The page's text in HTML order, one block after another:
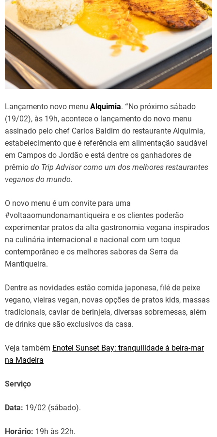
Lançamento novo menu Alquimia. “No próximo sábado
(19/02), às 19h, acontece o lançamento do novo menu
assinado pelo chef Carlos Baldim do restaurante Alquimia,
estabelecimento que é referência em alimentação saudável
em Campos do Jordão e está dentre os ganhadores de
prêmio do Trip Advisor como um dos melhores restaurantes
veganos do mundo.
O novo menu é um convite para uma
#voltaaomundonamantiqueira e os clientes poderão
experimentar pratos da alta gastronomia vegana inspirados
na culinária internacional e nacional com um toque
contemporâneo e os melhores sabores da Serra da
Mantiqueira.
Dentre as novidades estão comida japonesa, filé de peixe
vegano, vieiras vegan, novas opções de pratos kids, massas
tradicionais, caviar de berinjela, diversas sobremesas, além
de drinks que são exclusivos da casa.
Veja também Enotel Sunset Bay: tranquilidade à beira-mar
na Madeira
Serviço
Data: 19/02 (sábado).
Horário: 19h às 22h.